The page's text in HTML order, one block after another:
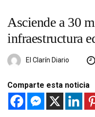
Asciende a 30
infraestructura
El Clarín Diario
Comparte esta noticia